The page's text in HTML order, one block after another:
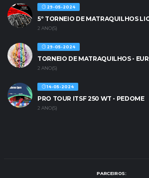
29-05-2024
5º TORNEIO DE MATRAQUILHOS
2 ANO(S)
29-05-2024
TORNEIO DE MATRAQUILHOS -
2 ANO(S)
14-05-2024
PRO TOUR ITSF 250 WT - PEDOME
2 ANO(S)
PARCEIROS: